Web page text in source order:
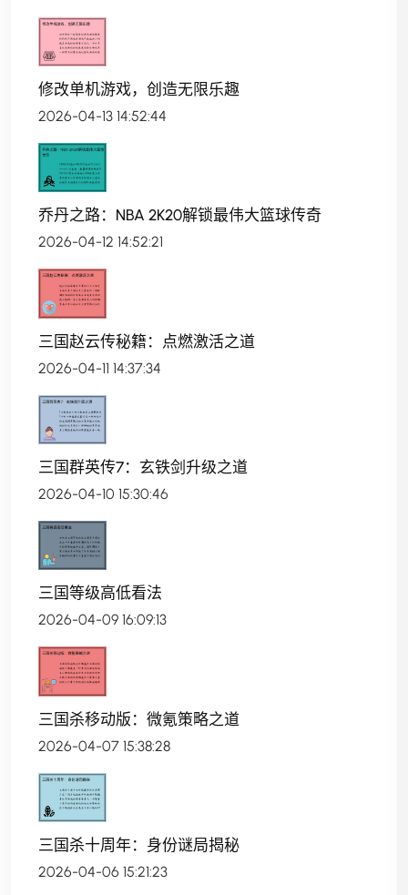
修改单机游戏，创造无限乐趣
2026-04-13 14:52:44
乔丹之路：NBA 2K20解锁最伟大篮球传奇
2026-04-12 14:52:21
三国赵云传秘籍：点燃激活之道
2026-04-11 14:37:34
三国群英传7：玄铁剑升级之道
2026-04-10 15:30:46
三国等级高低看法
2026-04-09 16:09:13
三国杀移动版：微氪策略之道
2026-04-07 15:38:28
三国杀十周年：身份谜局揭秘
2026-04-06 15:21:23